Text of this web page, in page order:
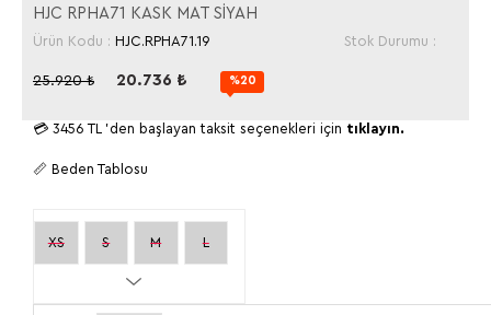
HJC RPHA71 KASK MAT SİYAH
Ürün Kodu : HJC.RPHA71.19 Stok Durumu :
25.920₺ 20.736 ₺ %20
💳 3456 TL 'den başlayan taksit seçenekleri için tıklayın.
📏 Beden Tablosu
XS S M L